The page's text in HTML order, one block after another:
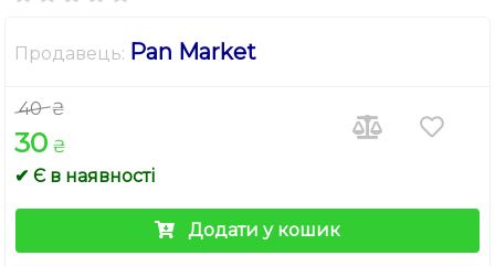
Продавець: Pan Market
40 ₴
30 ₴
✔ Є в наявності
Додати у кошик